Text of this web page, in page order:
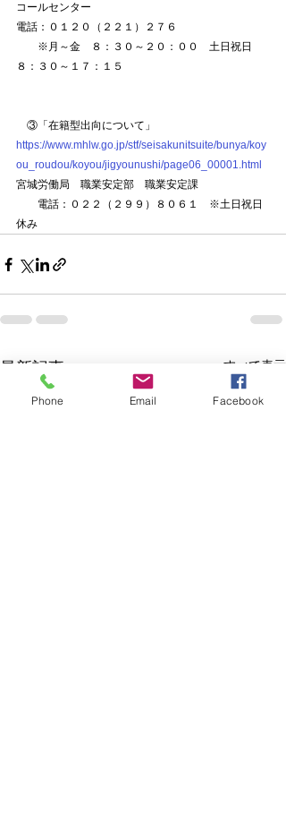
コールセンター
電話：０１２０（２２１）２７６
※月～金　８：３０～２０：００　土日祝日
８：３０～１７：１５
③「在籍型出向について」
https://www.mhlw.go.jp/stf/seisakunitsuite/bunya/koy
ou_roudou/koyou/jigyounushi/page06_00001.html
宮城労働局　職業安定部　職業安定課
電話：０２２（２９９）８０６１　※土日祝日
休み
最新記事 すべて表示
Phone Email Facebook